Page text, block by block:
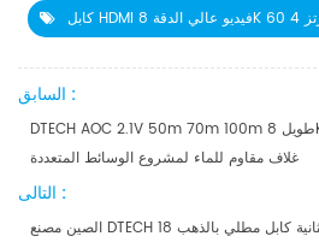
السابق :
DTECH AOC 2.1V 50m 70m 100m طويل 8K كابل الألياف البصرية HDMI مع
غلاف مقاوم للماء لمشروع الوسائط المتعددة
التالى :
الصين مصنع DTECH 18 جيجابت في الثانية كابل مطلي بالذهب Hdmi 4K HD